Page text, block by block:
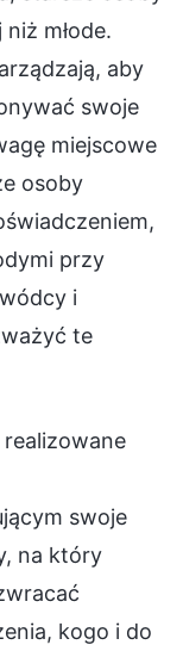
młode.
aby
swoje
miejscowe
osoby
przy
i
te
swoje
na który
kogo i do